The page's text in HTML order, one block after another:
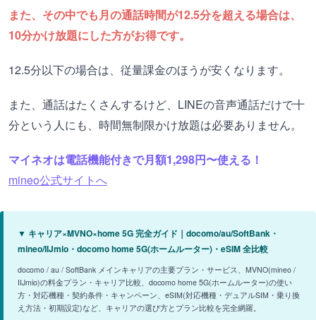
また、その中でも月の通話時間が12.5分を超える場合は、
10分かけ放題にした方がお得です。
12.5分以下の場合は、従量課金のほうが安くなります。
また、通話はたくさんするけど、LINEの音声通話だけで十
分という人にも、時間無制限かけ放題は必要ありません。
マイネオは電話機能付きで月額1,298円〜使える！
mineo公式サイトへ
▼ キャリア×MVNO×home 5G 完全ガイド｜docomo/au/SoftBank・
mineo/IIJmio・docomo home 5G(ホームルーター)・eSIM 全比較
docomo / au / SoftBank メインキャリアの主要プラン・サービス、MVNO(mineo /
IIJmio)の料金プラン・キャリア比較、docomo home 5G(ホームルーター)の使い
方・対応機種・契約条件・キャンペーン、eSIM(対応機種・デュアルSIM・乗り換
え方法・初期設定)など、キャリアの選び方とプラン比較を完全網羅。